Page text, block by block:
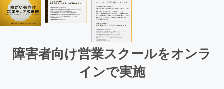
障害者向け営業スクールをオンラ
インで実施